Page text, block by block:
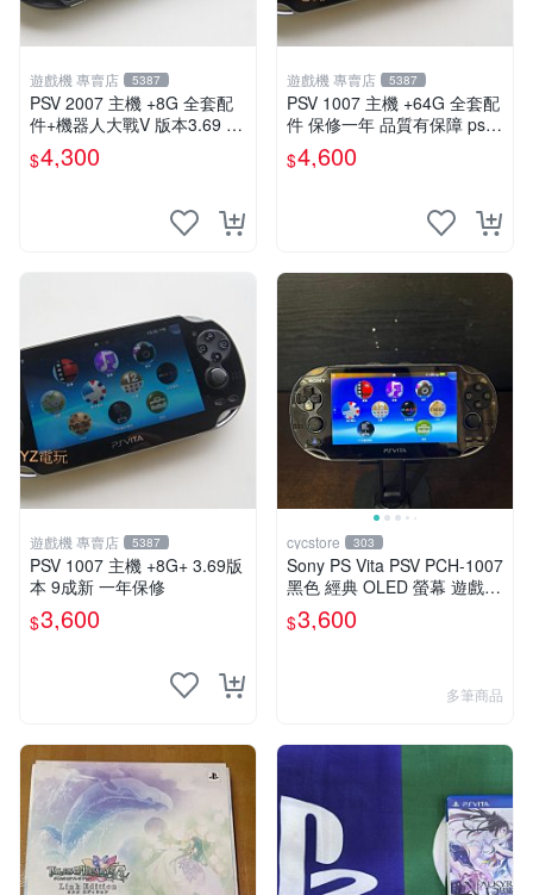
遊戲機 專賣店 5387
PSV 2007 主機 +8G 全套配
件+機器人大戰V 版本3.69 P
$4,300
遊戲機 專賣店 5387
PSV 1007 主機 +64G 全套配
件 保修一年 品質有保障 psvit
$4,600
遊戲機 專賣店 5387
PSV 1007 主機 +8G+ 3.69版
本 9成新 一年保修
$3,600
cycstore 303
Sony PS Vita PSV PCH-1007
黑色 經典 OLED 螢幕 遊戲掌
機 附充電線 經典收藏 掌上型
遊戲機
$3,600
多筆商品